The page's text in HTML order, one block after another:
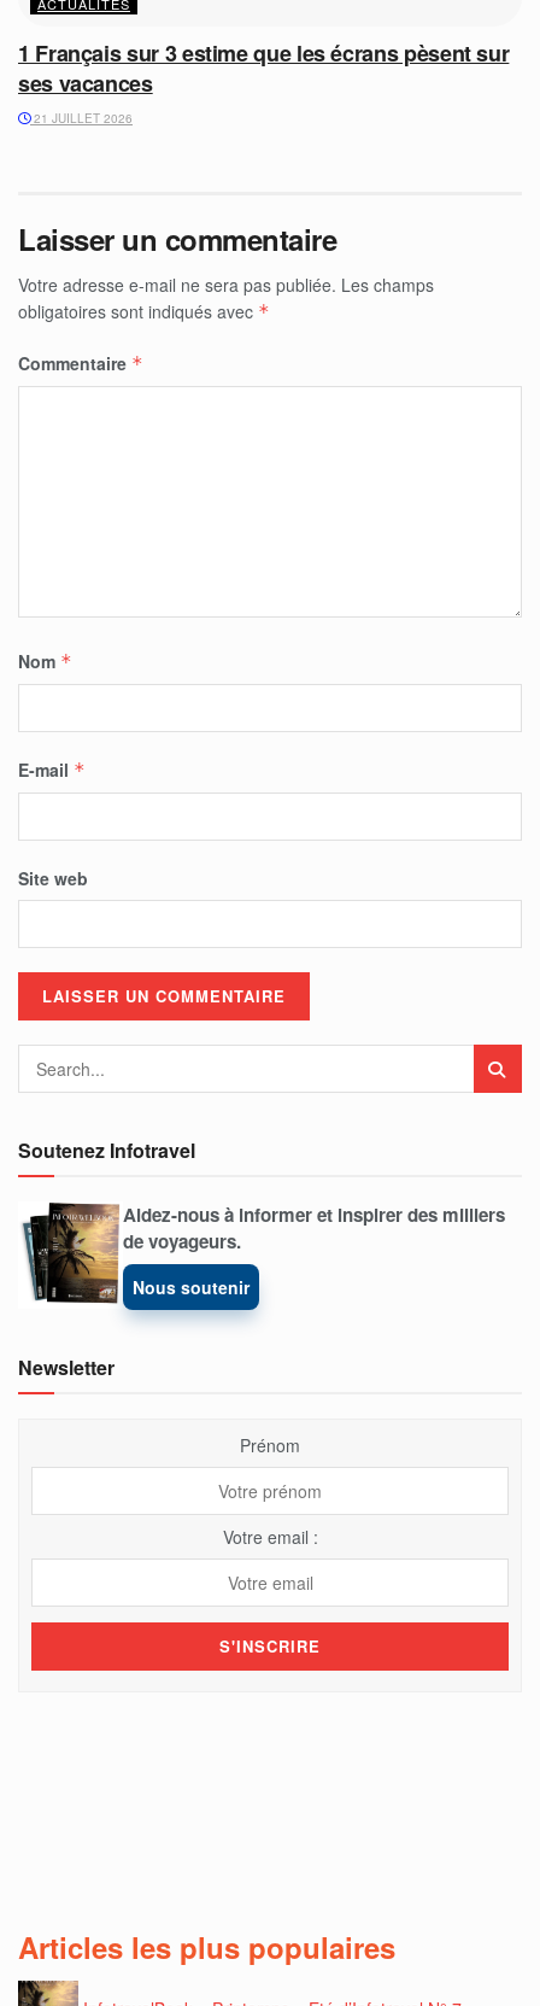
1 Français sur 3 estime que les écrans pèsent sur
ses vacances
21 JUILLET 2026
Laisser un commentaire
Votre adresse e-mail ne sera pas publiée. Les champs
obligatoires sont indiqués avec *
Commentaire *
Nom *
E-mail *
Site web
Soutenez Infotravel
Aidez-nous à informer et inspirer des milliers
de voyageurs.
Nous soutenir
Newsletter
Prénom
Votre email :
Articles les plus populaires